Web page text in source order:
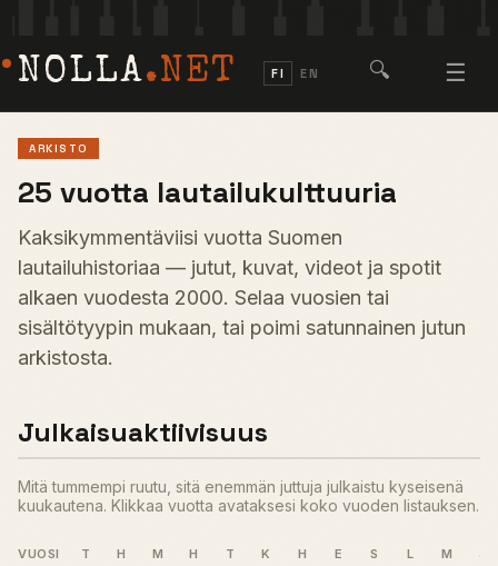
NOLLA.NET FI EN 🔍 ☰
ARKISTO
25 vuotta lautailukulttuuria
Kaksikymmentäviisi vuotta Suomen
lautailuhistoriaa — jutut, kuvat, videot ja spotit
alkaen vuodesta 2000. Selaa vuosien tai
sisältötyypin mukaan, tai poimi satunnainen jutun
arkistosta.
Julkaisuaktiivisuus
Mitä tummempi ruutu, sitä enemmän juttuja julkaistu kyseisenä
kuukautena. Klikkaa vuotta avataksesi koko vuoden listauksen.
VUOSI T H M H T K H E S L M J